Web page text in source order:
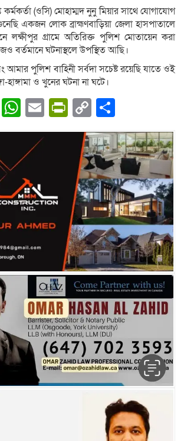
কর্মকর্তা (ওসি) মোহাম্মদ নুনু মিয়ার সাথে যোগাযোগ
একজন লোক ব্রাহ্মণবাড়িয়া জেলা হাসপাতালে
লক্ষীপুর গ্রামে অতিরিক্ত পুলিশ মোতায়েন করা
বর্তমানে ঘটনাস্থলে উপস্থিত আছি।
পুলিশ বাহিনী সর্বদা সচেষ্ট রয়েছি যাতে ওই
হাঙ্গামা ও খুনের ঘটনা না ঘটে।
Messenger
WhatsApp
EmailPrintFriendly
Copy
Link